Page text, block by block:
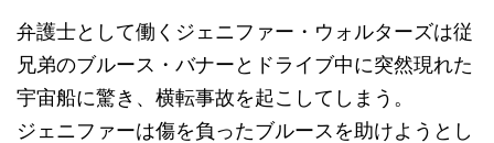
弁護士として働くジェニファー・ウォルターズは従
兄弟のブルース・バナーとドライブ中に突然現れた
宇宙船に驚き、横転事故を起こしてしまう。
ジェニファーは傷を負ったブルースを助けようとし